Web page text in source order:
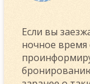
Если вы
ночное время